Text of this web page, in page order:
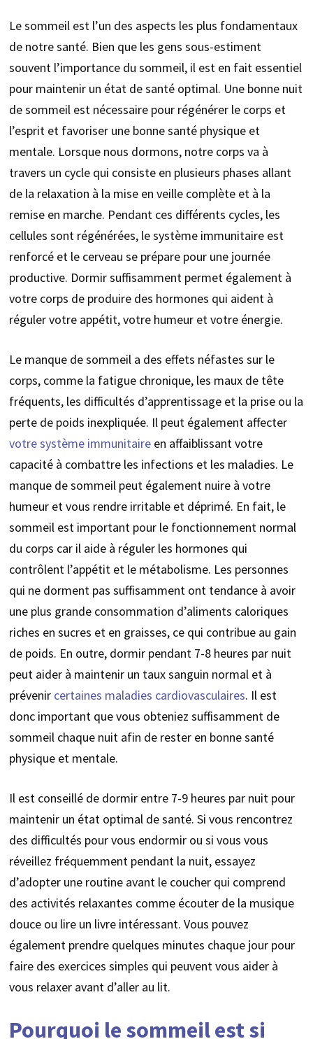
Le sommeil est l’un des aspects les plus fondamentaux
de notre santé. Bien que les gens sous-estiment
souvent l’importance du sommeil, il est en fait essentiel
pour maintenir un état de santé optimal. Une bonne nuit
de sommeil est nécessaire pour régénérer le corps et
l’esprit et favoriser une bonne santé physique et
mentale. Lorsque nous dormons, notre corps va à
travers un cycle qui consiste en plusieurs phases allant
de la relaxation à la mise en veille complète et à la
remise en marche. Pendant ces différents cycles, les
cellules sont régénérées, le système immunitaire est
renforcé et le cerveau se prépare pour une journée
productive. Dormir suffisamment permet également à
votre corps de produire des hormones qui aident à
réguler votre appétit, votre humeur et votre énergie.
Le manque de sommeil a des effets néfastes sur le
corps, comme la fatigue chronique, les maux de tête
fréquents, les difficultés d’apprentissage et la prise ou la
perte de poids inexpliquée. Il peut également affecter
votre système immunitaire en affaiblissant votre
capacité à combattre les infections et les maladies. Le
manque de sommeil peut également nuire à votre
humeur et vous rendre irritable et déprimé. En fait, le
sommeil est important pour le fonctionnement normal
du corps car il aide à réguler les hormones qui
contrôlent l’appétit et le métabolisme. Les personnes
qui ne dorment pas suffisamment ont tendance à avoir
une plus grande consommation d’aliments caloriques
riches en sucres et en graisses, ce qui contribue au gain
de poids. En outre, dormir pendant 7-8 heures par nuit
peut aider à maintenir un taux sanguin normal et à
prévenir certaines maladies cardiovasculaires. Il est
donc important que vous obteniez suffisamment de
sommeil chaque nuit afin de rester en bonne santé
physique et mentale.
Il est conseillé de dormir entre 7-9 heures par nuit pour
maintenir un état optimal de santé. Si vous rencontrez
des difficultés pour vous endormir ou si vous vous
réveillez fréquemment pendant la nuit, essayez
d’adopter une routine avant le coucher qui comprend
des activités relaxantes comme écouter de la musique
douce ou lire un livre intéressant. Vous pouvez
également prendre quelques minutes chaque jour pour
faire des exercices simples qui peuvent vous aider à
vous relaxer avant d’aller au lit.
Pourquoi le sommeil est si